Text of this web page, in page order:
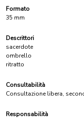
Formato
35 mm
Descrittori
sacerdote
ombrello
ritratto
Consultabilità
Consultazione libera,
Responsabilità